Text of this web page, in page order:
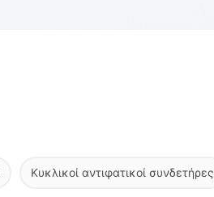
Κυκλικοί αντιφατικοί συνδετήρες